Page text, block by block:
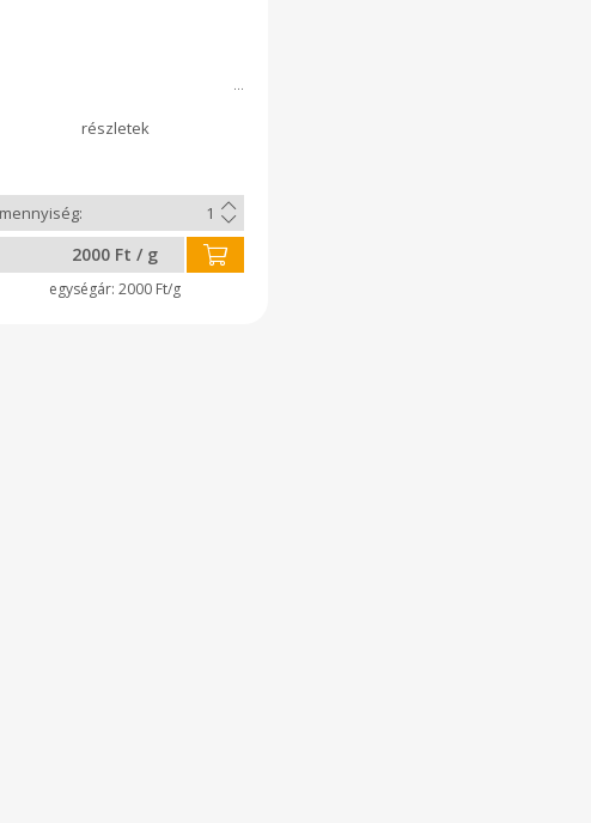
2000 Ft / g
2000 Ft/g